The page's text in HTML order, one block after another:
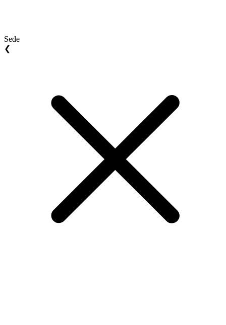
Sede
❮